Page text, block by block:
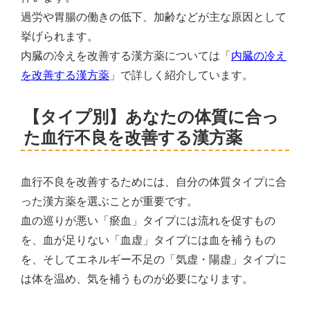
過労や胃腸の働きの低下、加齢などが主な原因として
挙げられます。
内臓の冷えを改善する漢方薬については「内臓の冷え
を改善する漢方薬 」で詳しく紹介しています。
【タイプ別】あなたの体質に合っ
た血行不良を改善する漢方薬
血行不良を改善するためには、自分の体質タイプに合
った漢方薬を選ぶことが重要です。
血の巡りが悪い「瘀血」タイプには流れを促すもの
を、血が足りない「血虚」タイプには血を補うもの
を、そしてエネルギー不足の「気虚・陽虚」タイプに
は体を温め、気を補うものが必要になります。